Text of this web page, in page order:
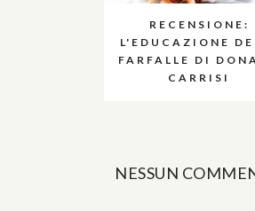
RECENSIONE:
L'EDUCAZIONE
FARFALLE DI
CARRISI
NESSUN